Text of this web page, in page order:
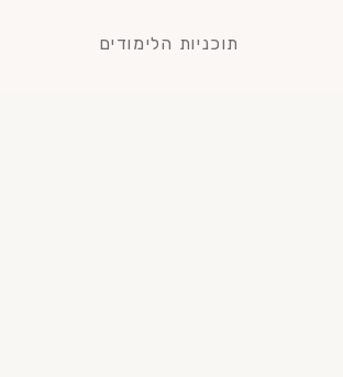
תוכניות הלימודים